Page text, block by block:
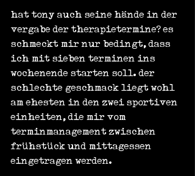
hat tony auch seine hände in der
vergabe der therapietermine? es
schmeckt mir nur bedingt, dass
ich mit sieben terminen ins
wochenende starten soll. der
schlechte geschmack liegt wohl
am ehesten in den zwei sportiven
einheiten, die mir vom
terminmanagement zwischen
frühstück und mittagessen
eingetragen werden.